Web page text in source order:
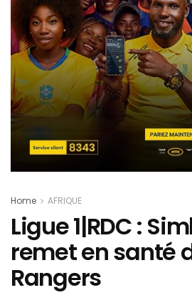
Home AFRIQUE
Ligue 1|RDC :
remet en santé
Rangers